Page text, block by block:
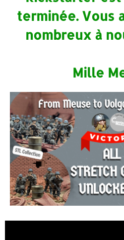
terminée. Vous
nombreux à
Mille